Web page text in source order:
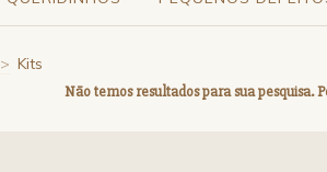
> Kits
Não temos resultados para sua